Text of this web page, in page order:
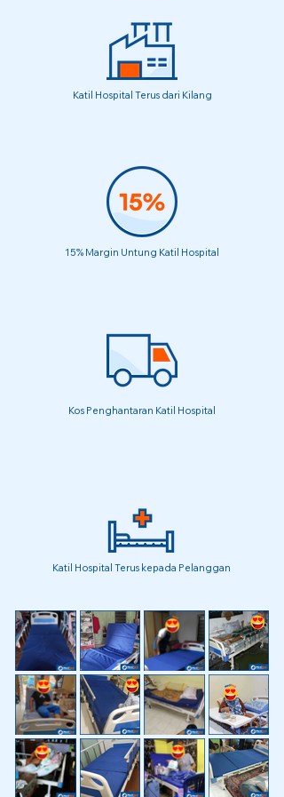
Katil Hospital Terus dari Kilang
15% Margin Untung Katil Hospital
Kos Penghantaran Katil Hospital
Katil Hospital Terus kepada Pelanggan